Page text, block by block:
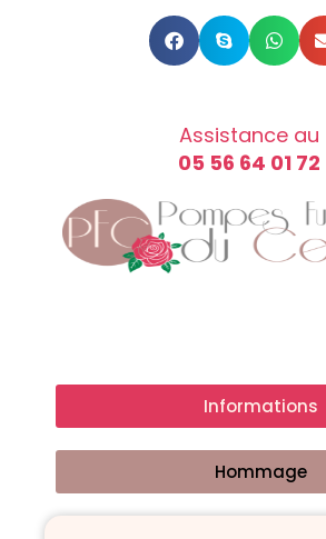
Assistance au
05 56 64 01 72
Informations
Hommage